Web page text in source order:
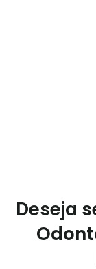
Deseja